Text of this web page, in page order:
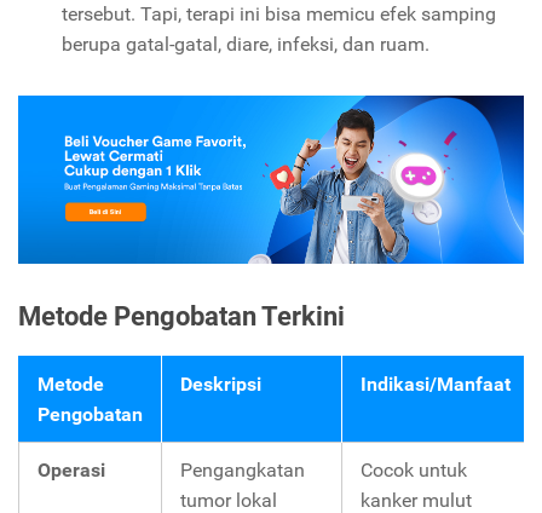
tersebut. Tapi, terapi ini bisa memicu efek samping
berupa gatal-gatal, diare, infeksi, dan ruam.
Metode Pengobatan Terkini
Metode
Pengobatan
Deskripsi Indikasi/Manfaat
Operasi
Pengangkatan
tumor lokal
Cocok untuk
kanker mulut